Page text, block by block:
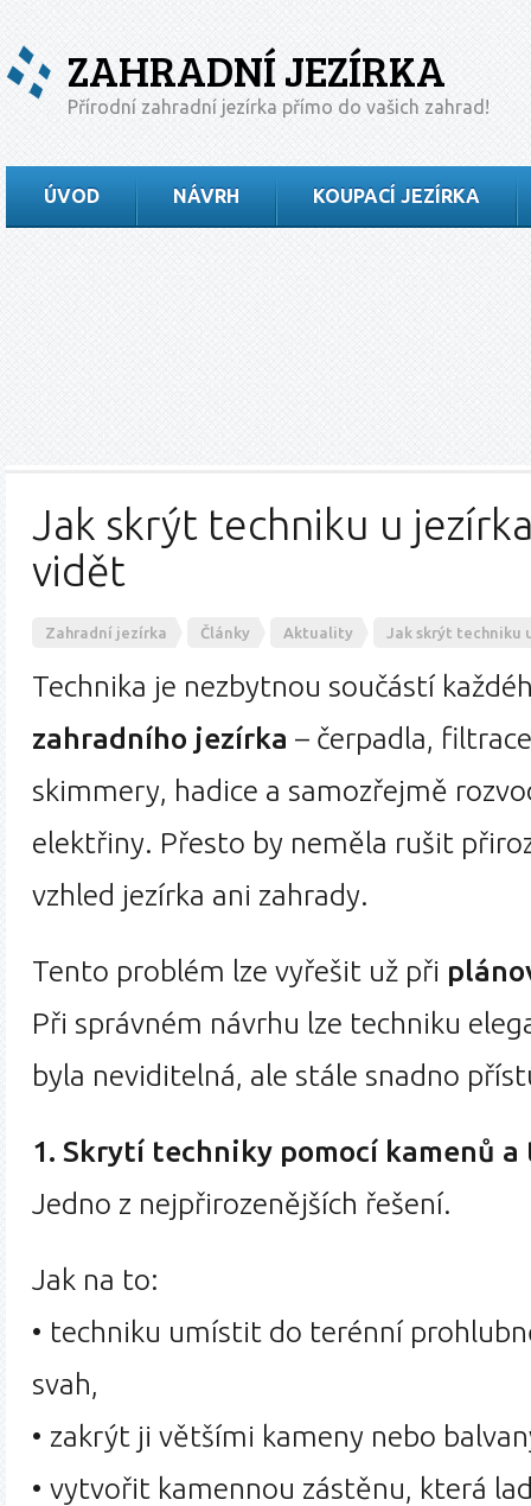
ZAHRADNÍ JEZÍRKA
Přírodní zahradní jezírka přímo do vašich zahrad!
ÚVOD NÁVRH KOUPACÍ JEZÍRKA
Jak skrýt techniku u
vidět
Zahradní jezírka Články Aktuality Jak skrýt techniku
Technika je nezbytnou součástí
zahradního jezírka – čerpadla,
skimmery, hadice a samozřejmě
elektřiny. Přesto by neměla rušit
vzhled jezírka ani zahrady.
Tento problém lze vyřešit už při
Při správném návrhu lze techniku
byla neviditelná, ale stále snadno
1. Skrytí techniky pomocí kamenů
Jedno z nejpřirozenějších řešení.
Jak na to:
• techniku umístit do terénní
svah,
• zakrýt ji většími kameny nebo
• vytvořit kamennou zástěnu, která